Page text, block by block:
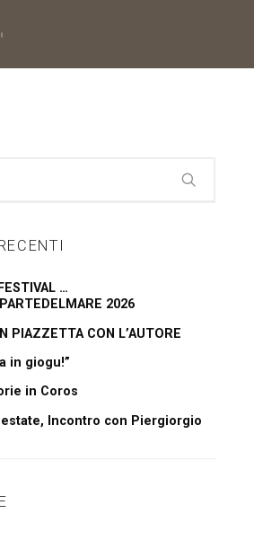
…
2026
PIAZZETTA CON L’AUTORE
in giogu!”
in Coros
Incontro con Piergiorgio